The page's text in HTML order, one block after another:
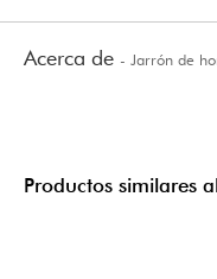
Acerca de - Jarrón de
Productos similares